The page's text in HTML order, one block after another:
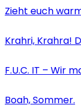
Zieht euch
Krahri, Krahra!
F.U.C. IT – Wir
Boah, Sommer.